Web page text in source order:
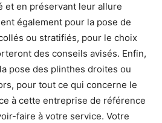
et en préservant leur allure
également pour la pose de
ou stratifiés, pour le choix
des conseils avisés. Enfin,
pose des plinthes droites ou
pour tout ce qui concerne le
à cette entreprise de référence
faire à votre service. Votre